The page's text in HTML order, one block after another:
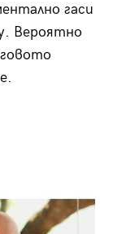
гаси
Вероятно